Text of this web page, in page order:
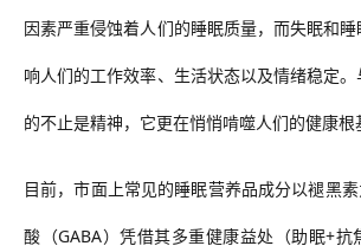
因素严重侵蚀着人们的睡眠质量，而失眠和
响人们的工作效率、生活状态以及情绪稳定
的不止是精神，它更在悄悄啃噬人们的健康根
目前，市面上常见的睡眠营养品成分以褪黑
酸（GABA）凭借其多重健康益处（助眠+抗